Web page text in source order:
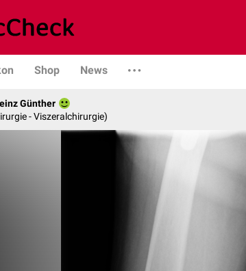
Shop News
Günther
- Viszeralchirurgie)